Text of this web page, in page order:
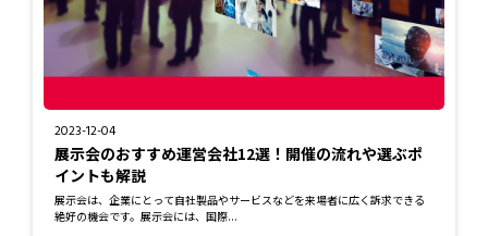
2023-12-04
展示会のおすすめ運営会社12選！開催の流れや選ぶポ
イントも解説
展示会は、企業にとって自社製品やサービスなどを来場者に広く訴求できる
絶好の機会です。展示会には、国際...